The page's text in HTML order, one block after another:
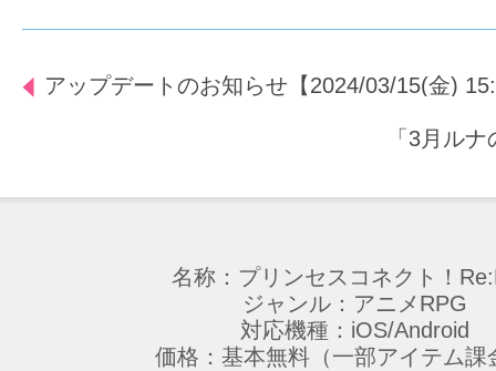
アップデートのお知らせ【2024/03/15(金)
「3月ル
名称：プリンセスコネクト！
ジャンル：アニメRPG
対応機種：iOS/Android
価格：基本無料（一部アイテム課